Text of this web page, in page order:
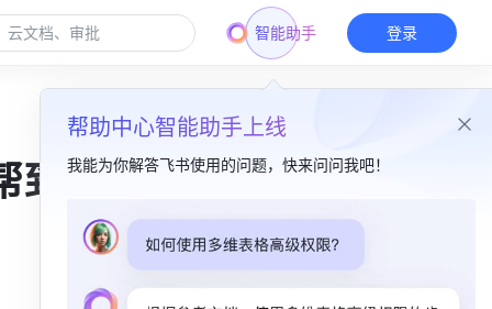
智能助手
帮助中心智能助手上线
我能为你解答飞书使用的问题，快来问问我吧！
登录
本篇目录